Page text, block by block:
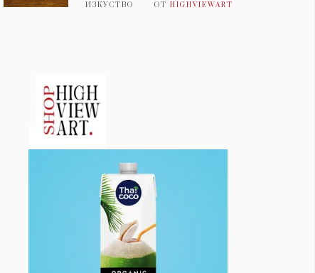
ИЗКУСТВО ОТHIGHVIEWART